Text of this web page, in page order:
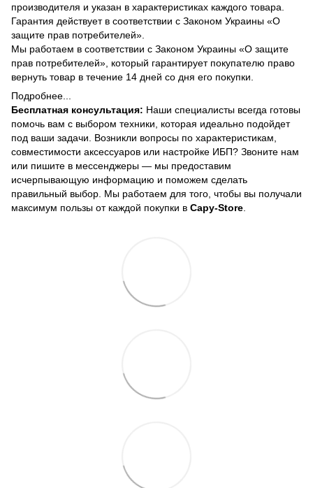
производителя и указан в характеристиках каждого товара.
Гарантия действует в соответствии с Законом Украины «О
защите прав потребителей».
Мы работаем в соответствии с Законом Украины «О защите
прав потребителей», который гарантирует покупателю право
вернуть товар в течение 14 дней со дня его покупки.
Подробнее...
Бесплатная консультация: Наши специалисты всегда готовы
помочь вам с выбором техники, которая идеально подойдет
под ваши задачи. Возникли вопросы по характеристикам,
совместимости аксессуаров или настройке ИБП? Звоните нам
или пишите в мессенджеры — мы предоставим
исчерпывающую информацию и поможем сделать
правильный выбор. Мы работаем для того, чтобы вы получали
максимум пользы от каждой покупки в Capy-Store.